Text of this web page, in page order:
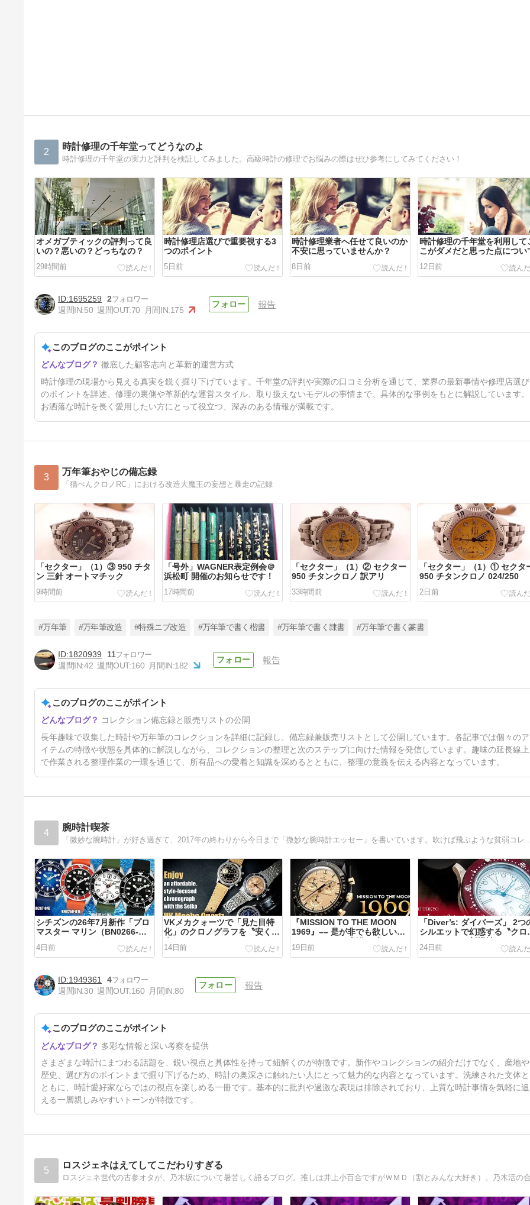
2 時計修理の千年堂ってどうなのよ
時計修理の千年堂の実力と評判を検証してみました。高級時計の修理でお悩みの際はぜひ参考にしてみてください！
オメガブティックの評判って良
いの？悪いの？どっちなの？
29時間前
時計修理店選びで重要視する3
つのポイント
5日前
時計修理業者へ任せて良いのか
不安に思っていませんか？
8日前
時計修理の千年堂を利用して
こがダメだと思った点につい
12日前
時計修理の千年堂は大丈夫？時
計修理専門店選びの基準はこの
15日前
1695259
2
週間IN:50 週間OUT:70 月間IN:175
報告
このブログのここがポイント
徹底した顧客志向と革新的運営方式
時計修理の現場から見える真実を鋭く掘り下げています。千年堂の評判や実際の口コミ分析を通じて、業界の最新事情や修理店選び
のポイントを詳述。修理の裏側や革新的な運営スタイル、取り扱えないモデルの事情まで、具体的な事例をもとに解説しています。
お洒落な時計を長く愛用したい方にとって役立つ、深みのある情報が満載です。
3 万年筆おやじの備忘録
「猫ぺんクロノRC」における改造大魔王の妄想と暴走の記録
「セクター」（1）③ 950 チタ
ン 三針 オートマチック
9時間前
「号外」WAGNER表定例会＠
浜松町 開催のお知らせです！
17時間前
「セクター」（1）② セクター
950 チタンクロノ 訳アリ
33時間前
「セクター」（1）① セクタ
950 チタンクロノ 024/250
2日前
忘録」（1）
3日前
#万年筆 #万年筆改造 #特殊ニブ改造 #万年筆で書く楷書 #万年筆で書く隷書 #万年筆で書く篆書
1820939
11
週間IN:42 週間OUT:160 月間IN:182
報告
このブログのここがポイント
コレクション備忘録と販売リストの公開
長年趣味で収集した時計や万年筆のコレクションを詳細に記録し、備忘録兼販売リストとして公開しています。各記事では個々のア
イテムの特徴や状態を具体的に解説しながら、コレクションの整理と次のステップに向けた情報を発信しています。趣味の延長線上
で作業される整理作業の一環を通じて、所有品への愛着と知識を深めるとともに、整理の意義を伝える内容となっています。
4 腕時計喫茶
「微妙な腕時計」が好き過ぎて、2017年の終わりから今日まで「微妙な腕時計エ
シチズンの26年7月新作「プロ
マスター マリン（BN0266-
07E、BN0268-01Eなど）」
は、今夏一番の〝低価格帯ダイ
バーズ〟だ
4日前
VKメカクォーツで「見た目特
化」のクロノグラフを〝安く〟
楽しむ
14日前
『MISSION TO THE MOON
1969』–– 是が非でも欲しいム
ーンスウォッチ新作が来る！！
19日前
「Diver’s: ダイバーズ」 2つ
シルエットで幻惑する〝クロ
トウキョウの新機軸〟
24日前
悩むだけムダでした —— オリ
ス「ビッグクラウン ポインタ
使用感レビュー
38日前
1949361
4
週間IN:30 週間OUT:160 月間IN:80
報告
このブログのここがポイント
多彩な情報と深い考察を提供
さまざまな時計にまつわる話題を、鋭い視点と具体性を持って紐解くのが特徴です。新作やコレクションの紹介だけでなく、産地や
歴史、選び方のポイントまで掘り下げるため、時計の奥深さに触れたい人にとって魅力的な内容となっています。洗練された文体と
ともに、時計愛好家ならではの視点を楽しめる一冊です。基本的に批判や過激な表現は排除されており、上質な時計事情を気軽に追
える一層親しみやすいトーンが特徴です。
5 ロスジェネはえてしてこだわりすぎる